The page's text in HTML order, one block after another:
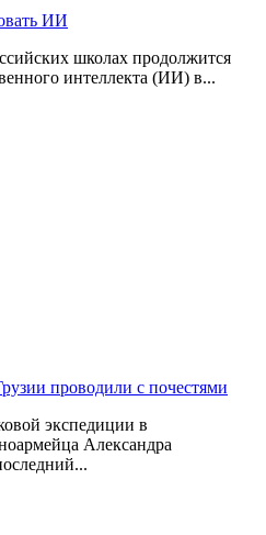
ИИ
школах продолжится
интеллекта (ИИ) в...
проводили с почестями
экспедиции в
Александра